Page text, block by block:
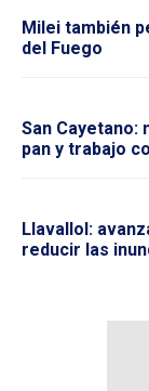
Milei también
del Fuego
San Cayetano:
pan y trabajo
Llavallol:
reducir las